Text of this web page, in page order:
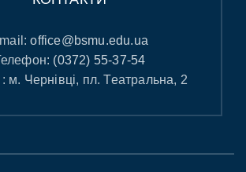
office@bsmu.edu.ua
(0372) 55-37-54
м. Чернівці, пл. Театральна, 2